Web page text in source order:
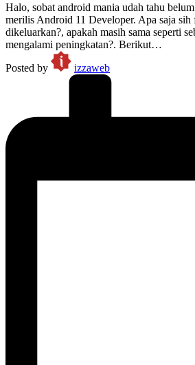
Halo, sobat android mania udah tahu
merilis Android 11 Developer. Apa saja
dikeluarkan?, apakah masih sama seperti
mengalami peningkatan?. Berikut…
Posted by
izzaweb